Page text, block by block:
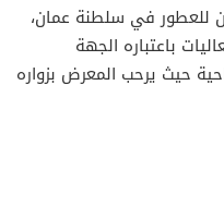
للعطور في سلطنة عمان،
باعتباره الجهة
حيث يرحب المعرض بزواره